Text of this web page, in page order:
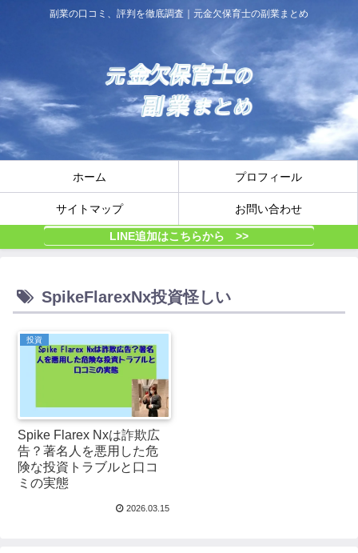
副業の口コミ、評判を徹底調査｜元金欠保育士の副業まとめ
ホーム プロフィール
サイトマップ お問い合わせ
LINE追加はこちらから >>
SpikeFlarexNx投資怪しい
投資
Spike Flarex Nxは詐欺広
告？著名人を悪用した危
険な投資トラブルと口コ
ミの実態
2026.03.15